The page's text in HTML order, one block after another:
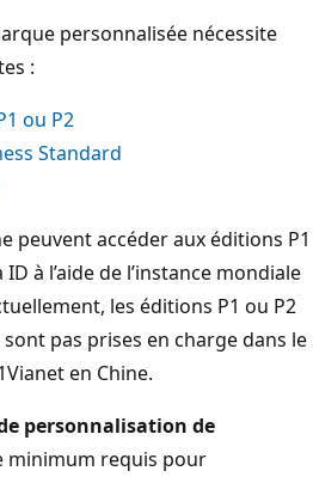
personnalisée nécessite
:
ou P2
Standard
peuvent accéder aux éditions P1
à l’aide de l’instance mondiale
les éditions P1 ou P2
pas prises en charge dans le
en Chine.
personnalisation de
minimum requis pour